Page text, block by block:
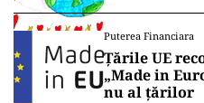
Puterea Financiara
Țările UE
„Made in
nu al țărilor